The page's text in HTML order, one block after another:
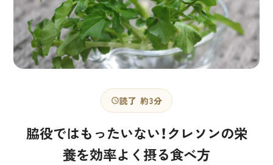
読了 約3分
脇役ではもったいない！クレソンの栄
養を効率よく摂る食べ方